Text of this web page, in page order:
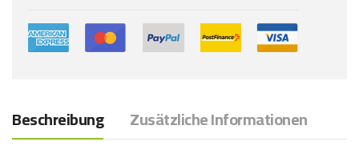
Beschreibung Zusätzliche Informationen